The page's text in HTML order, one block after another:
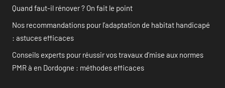
Quand faut-il rénover ? On fait le point
Nos recommandations pour l’adaptation de habitat handicapé
: astuces efficaces
Conseils experts pour réussir vos travaux d’mise aux normes
PMR à en Dordogne : méthodes efficaces